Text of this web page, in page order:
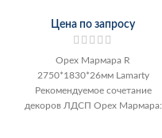
Цена по запросу
Орех Мармара R
2750*1830*26мм Lamarty
Рекомендуемое сочетание
декоров ЛДСП Орех Мармара: